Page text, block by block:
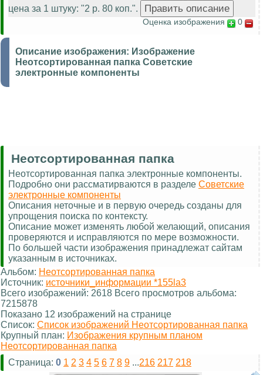
цена за 1 штуку: "2 р. 80 коп.".
Оценка изображения 0
Описание изображения: Изображение
Неотсортированная папка Советские
электронные компоненты
Неотсортированная папка
Неотсортированная папка электронные компоненты.
Подробно они рассматирваются в разделе Советские
электронные компоненты
Описания неточные и в первую очередь созданы для
упрощения поиска по контексту.
Описание может изменять любой желающий, описания
проверяются и исправляются по мере возможности.
По большей части изображения принадлежат сайтам
указанным в источниках.
Альбом: Неотсортированная папка
Источник: источники_информации *155la3
Всего изображений: 2618 Всего просмотров альбома:
7215878
Показано 12 изображений на странице
Список: Список изображений Неотсортированная папка
Крупный план: Изображения крупным планом
Неотсортированная папка
Страница: 0 1 2 3 4 5 6 7 8 9 ...216 217 218